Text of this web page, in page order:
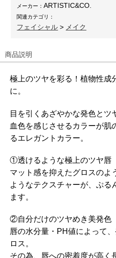
メーカー：ARTISTIC&CO.
関連カテゴリ：
フェイシャル > メイク
商品説明
極上のツヤを彩る！植物性成
に。
目を引くあざやかな発色とツ
血色を感じさせるカラーが肌
るエレガントカラー。
①透けるような極上のツヤ唇
マット感を抑えたグロスのよ
ようなテクスチャーが、ぷる
ます。
②自分だけのツヤめき美発色
唇の水分量・PH値によって
ロス。
その為、唇への密着度が高く